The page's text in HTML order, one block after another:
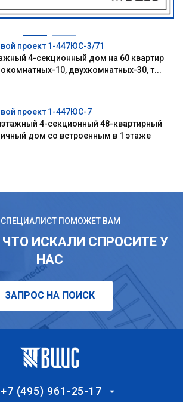
проект 1-447ЮС-3/71
4-секционный дом на 60 квартир
10, двухкомнатных-30, т...
проект 1-447ЮС-7
4-секционный 48-квартирный
дом со встроенным в 1 этаже
ПОМОЖЕТ ВАМ
ИСКАЛИ СПРОСИТЕ У
НАС
ЗАПРОС НА ПОИСК
+7 (495) 961-25-17